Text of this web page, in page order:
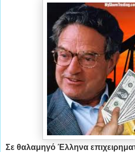
Σε θαλαμηγό Έλληνα